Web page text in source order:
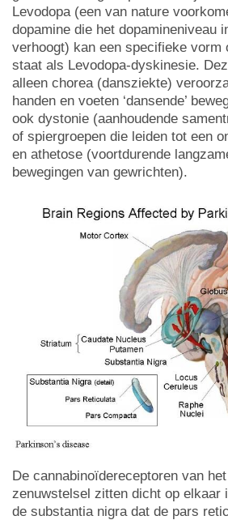
Levodopa (een van nature
dopamine die het dopamineniveau
verhoogt) kan een specifieke vorm
staat als Levodopa-dyskinesie.
alleen chorea (dansziekte)
handen en voeten ‘dansende’
ook dystonie (aanhoudende
of spiergroepen die leiden tot een
en athetose (voortdurende
bewegingen van gewrichten).
De cannabinoïdereceptoren van
zenuwstelsel zitten dicht op elkaar
de substantia nigra dat de pars